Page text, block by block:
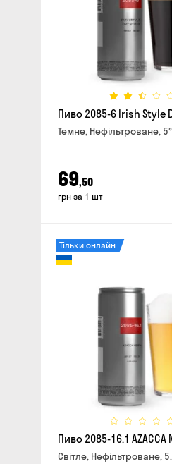
Пиво 2085-6 Irish Style
Темне, Нефільтроване, 5°
69,50
грн за 1 шт
Тільки онлайн
Пиво 2085-16.1 AZACCA
Світле, Нефільтроване,